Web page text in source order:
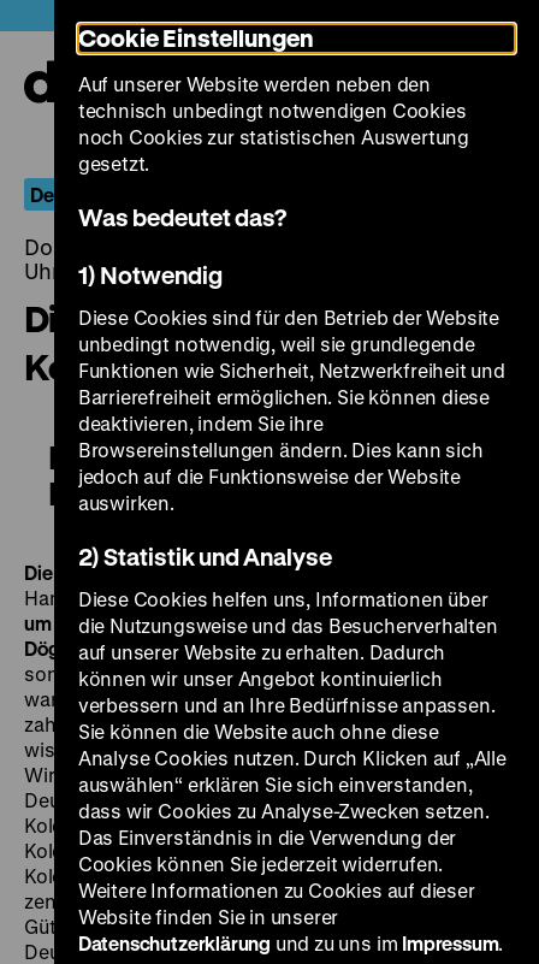
zum
Seiteninhalt
springen
Deutscher Kolonialismus
Donnerstag, 24. November 2016, 20.00 - 00.00
Uhr
Die Weltgeschichte als
Kolonialgeschichte
Die Weltgeschichte als
Kolonialgeschichte
Die Weltgeschichte als Kolonialgeschichte
Hans Cürlis, Trick: Walter Türck, 78’· 35 mm DO 24.11.
um 20 Uhr · Am Flügel: Peter Gotthardt, Einführung: Ulrich
Döge
Kolonialwerbefilm, der jedoch nicht für das Kino,
sondern vor allem für den Einsatz in Schulen gedacht
war. Mit Trickkarten, Animationen, Grafiken und
zahlreichen Statistiken will er, scheinbar
wissenschaftlich fundiert, beweisen, dass die
Wirtschaft eines großen Industrielandes wie
Deutschland existenziell auf die Rohstoffe aus den
Kolonien angewiesen ist. Und er versucht, den
Kolonialbesitz, von den Phöniziern bis zu deutschen
Kolonien, historisch zu legitimieren. Kolonien, so die
zentrale Aussage, sichern den Kreislauf der Waren und
Güter, steigern das Volksvermögen und erleichtern
Deutschland die ihm durch den Versailler Vertrag
Cookie Einstellungen
Auf unserer Website werden neben den
technisch unbedingt notwendigen Cookies
noch Cookies zur statistischen Auswertung
gesetzt.
Was bedeutet das?
1) Notwendig
Diese Cookies sind für den Betrieb der Website
unbedingt notwendig, weil sie grundlegende
Funktionen wie Sicherheit, Netzwerkfreiheit und
Barrierefreiheit ermöglichen. Sie können diese
deaktivieren, indem Sie ihre
Browsereinstellungen ändern. Dies kann sich
jedoch auf die Funktionsweise der Website
auswirken.
2) Statistik und Analyse
Diese Cookies helfen uns, Informationen über
die Nutzungsweise und das Besucherverhalten
auf unserer Website zu erhalten. Dadurch
können wir unser Angebot kontinuierlich
verbessern und an Ihre Bedürfnisse anpassen.
Sie können die Website auch ohne diese
Analyse Cookies nutzen. Durch Klicken auf „Alle
auswählen“ erklären Sie sich einverstanden,
dass wir Cookies zu Analyse-Zwecken setzen.
Das Einverständnis in die Verwendung der
Cookies können Sie jederzeit widerrufen.
Weitere Informationen zu Cookies auf dieser
Website finden Sie in unserer
Datenschutzerklärung und zu uns im Impressum.